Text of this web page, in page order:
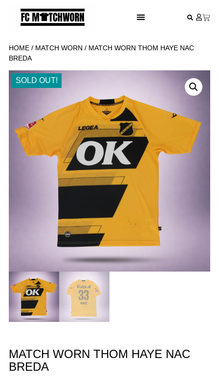
HOME/ MATCH WORN / MATCH WORN THOM HAYE NAC
BREDA
SOLD OUT!
MATCH WORN THOM HAYE NAC
BREDA